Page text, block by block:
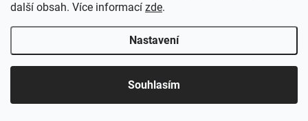
další obsah. Více informací zde.
Nastavení
Souhlasím
Patrová postel DENIS – chytré řešení pro sourozence i malé pokoje
Patrová postel DENIS do každého pokoje Roste s dět...
Rozkládací postele RELAX – ideální řešení pro malé prostory i
každodenní spaní
Rozkládací postel, která se přizpůsobí vašemu živo...